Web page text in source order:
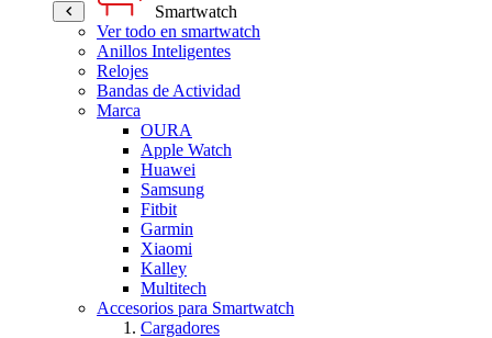
Smartwatch
Ver todo en smartwatch
Anillos Inteligentes
Relojes
Bandas de Actividad
Marca
OURA
Apple Watch
Huawei
Samsung
Fitbit
Garmin
Xiaomi
Kalley
Multitech
Accesorios para Smartwatch
Cargadores